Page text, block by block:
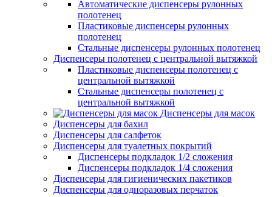
Автоматические диспенсеры рулонных
полотенец
Пластиковые диспенсеры рулонных
полотенец
Стальные диспенсеры рулонных полотенец
Диспенсеры полотенец с центральной вытяжкой
Пластиковые диспенсеры полотенец с
центральной вытяжкой
Стальные диспенсеры полотенец с
центральной вытяжкой
Диспенсеры для масок
Диспенсеры для бахил
Диспенсеры для салфеток
Диспенсеры для туалетных покрытий
Диспенсеры подкладок 1/2 сложения
Диспенсеры подкладок 1/4 сложения
Диспенсеры для гигиенических пакетиков
Диспенсеры для одноразовых перчаток